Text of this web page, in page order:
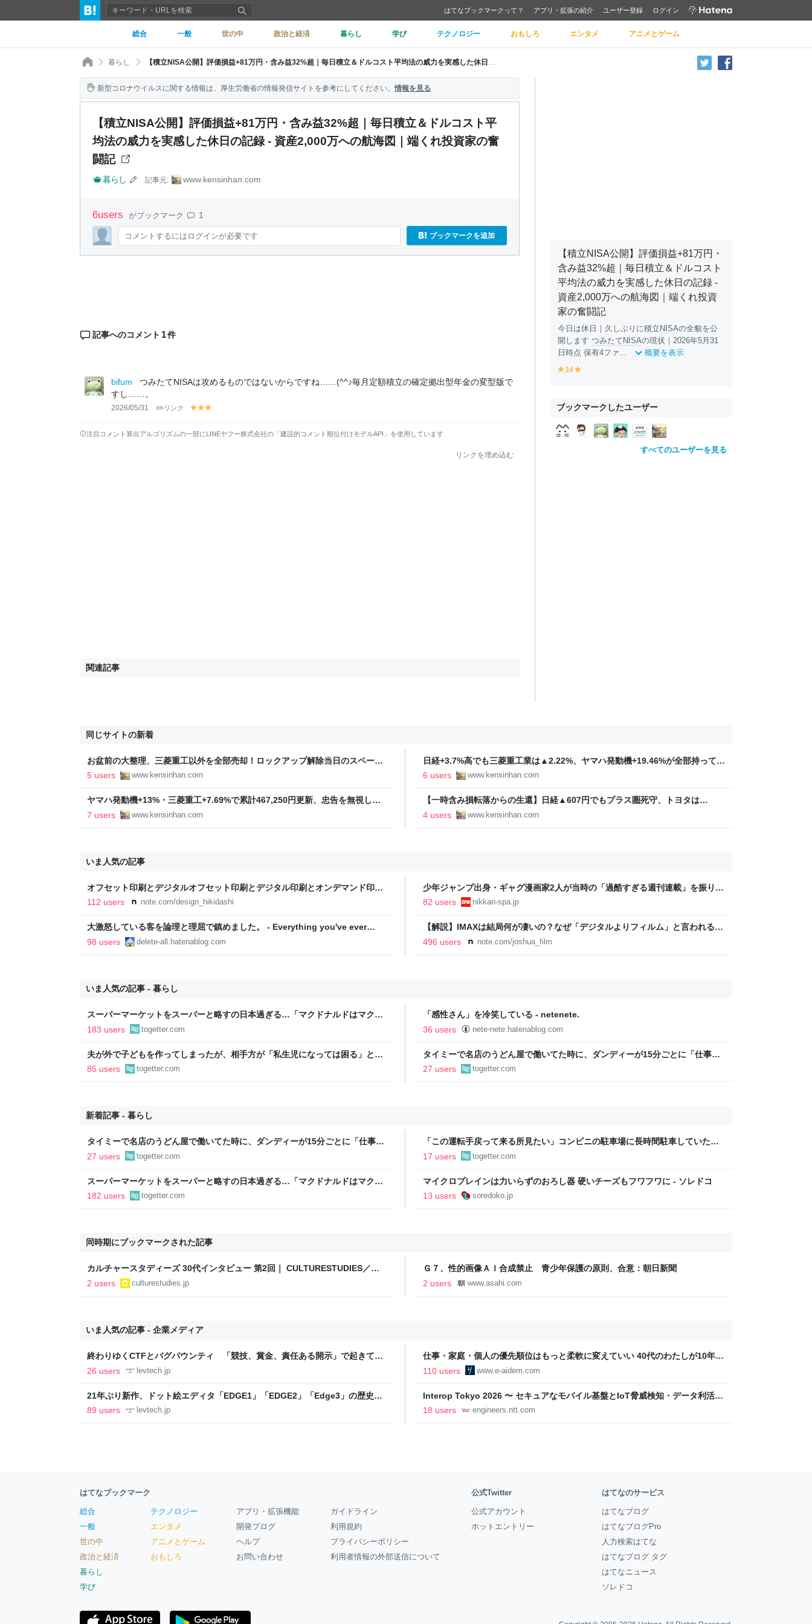
はてなブックマークって？ アプリ・拡張の紹介 ユーザー登録 ログイン
総合 一般 世の中 政治と経済 暮らし 学び テクノロジー おもしろ エンタメ アニメとゲーム
暮らし
新型コロナウイルスに関する情報は、厚生労働省の情報発信サイトを参考にしてください。情報を見る
【積立NISA公開】評価損益+81万円・含み益32%超｜毎日積立＆ドルコスト平
均法の威力を実感した休日の記録 - 資産2,000万への航海図｜端くれ投資家の奮
闘記
暮らし 記事元: www.kensinhan.com
6users がブックマーク 1
コメントするにはログインが必要です ブックマークを追加
記事へのコメント 1件
bifum
つみたてNISAは攻めるものではないからですね……(^^♪毎月定額積立の確定拠出型年金の変型版で
すし……。
2026/05/31 リンク
y
lo
y
lolo
注目コメント算出アルゴリズムの一部にLINEヤフー株式会社の「建設的コメント順位付けモデルAPI」を使用しています
リンクを埋め込む
関連記事
【積立NISA公開】評価損益+81万円・
含み益32%超｜毎日積立＆ドルコスト
平均法の威力を実感した休日の記録 -
資産2,000万への航海図｜端くれ投資
家の奮闘記
今日は休日｜久しぶりに積立 NISAの全貌を公
開します つみたてNISAの現状｜2026年5月31
日時点 保有4ファ...
概要を表示
y
o
w
34
o
w
ブックマークしたユーザー
すべてのユーザーを見る
同じサイトの新着
お盆前の大整理、三菱重工以外を全部売却！ロックアップ解除当日のスペース
X(SPCX)に"楔"を打つ - 資産2,000万への航海図｜端くれ投資家の奮闘記
5 users www.kensinhan.com
日経+3.7%高でも三菱重工業は▲2.22%、ヤマハ発動機+19.46%が全部持ってい
った日 - 資産2,000万への航海図｜端くれ投資家の奮闘記
6 users www.kensinhan.com
ヤマハ発動機+13%・三菱重工+7.69%で累計467,250円更新、忠告を無視した
友人まで救われた三菱重工 - 資産2,000万への航海図｜端くれ投資家の奮闘記
7 users www.kensinhan.com
【一時含み損転落からの生還】日経▲607円でもプラス圏死守、トヨタは
▲3.37%と苦戦 - 資産2,000万への航海図｜端くれ投資家の奮闘記
4 users www.kensinhan.com
いま人気の記事
オフセット印刷とデジタルオフセット印刷とデジタル印刷とオンデマンド印刷
と。｜デザインのひきだし 津田淳子
112 users note.com/design_hikidashi
少年ジャンプ出身・ギャグ漫画家2人が当時の「過酷すぎる週刊連載」を振り返
る。「ヘルニアで入院しても原稿は落とさない」ストイックな舞台裏 | 日刊
82 users nikkan-spa.jp
大激怒している客を論理と理屈で鎮めました。 - Everything you've ever
Dreamed
98 users delete-all.hatenablog.com
【解説】IMAXは結局何が凄いの？なぜ「デジタルよりフィルム」と言われるの
か？｜Joshua Connolly
496 users note.com/joshua_film
いま人気の記事 - 暮らし
スーパーマーケットをスーパーと略すの日本過ぎる…「マクドナルドはマクド
であるべき」「海外でもある」など
183 users togetter.com
「感性さん」を冷笑している - netenete.
36 users
nete-nete.hatenablog.com
夫が外で子どもを作ってしまったが、相手方が「私生児になっては困る」とお
金を包んで頭を下げに来ても応じず、晩年まで離婚に応じなかった親戚の話
→「一生復讐になる」「これ本人幸せなの？」
85 users togetter.com
タイミーで名店のうどん屋で働いてた時に、ダンディーが15分ごとに「仕事お
せえなあ0.5秒で一皿洗えねーと金払わねーぞw」「存在がうぜえんだよ早く消
えろ」と耳元に囁いてきた話
27 users togetter.com
新着記事 - 暮らし
タイミーで名店のうどん屋で働いてた時に、ダンディーが15分ごとに「仕事お
せえなあ0.5秒で一皿洗えねーと金払わねーぞw」「存在がうぜえんだよ早く消
27 users togetter.com
「この運転手戻って来る所見たい」コンビニの駐車場に長時間駐車していた車
が御札で封印するようにベタベタと注意書きを貼られていた話
17 users togetter.com
スーパーマーケットをスーパーと略すの日本過ぎる…「マクドナルドはマクド
であるべき」「海外でもある」など
182 users togetter.com
マイクロプレインは力いらずのおろし器 硬いチーズもフワフワに - ソレドコ
13 users
soredoko.jp
同時期にブックマークされた記事
カルチャースタディーズ 30代インタビュー 第2回｜ CULTURESTUDIES／カ
ルチャースタディーズ研究所
2 users culturestudies.jp
Ｇ７、性的画像ＡＩ合成禁止 青少年保護の原則、合意：朝日新聞
2 users
www.asahi.com
いま人気の記事 - 企業メディア
終わりゆくCTFとバグバウンティ 「競技、賞金、責任ある開示」で起きてい
ること【フォーカス】 - レバテックLAB
26 users levtech.jp
仕事・家庭・個人の優先順位はもっと柔軟に変えていい 40代のわたしが10年後
の自分に伝えたいこと - りっすん by イーアイデム
110 users www.e-aidem.com
21年ぶり新作、ドット絵エディタ「EDGE1」「EDGE2」「Edge3」の歴史に
ついて作者に聞く【フォーカス】 - レバテックLAB
89 users levtech.jp
Interop Tokyo 2026 〜 セキュアなモバイル基盤とIoT脅威検知・データ利活用
への取り組み 〜 - NTT docomo Business Engineers' Blog
18 users engineers.ntt.com
はてなブックマーク
総合
一般
世の中
政治と経済
暮らし
学び
テクノロジー
エンタメ
アニメとゲーム
おもしろ
アプリ・拡張機能
開発ブログ
ヘルプ
お問い合わせ
ガイドライン
利用規約
プライバシーポリシー
利用者情報の外部送信について
公式Twitter
公式アカウント
ホットエントリー
はてなのサービス
はてなブログ
はてなブログPro
人力検索はてな
はてなブログ タグ
はてなニュース
ソレドコ